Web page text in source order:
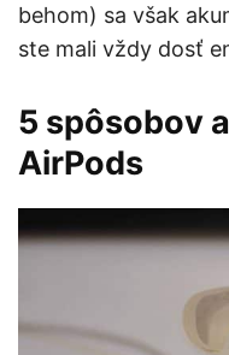
behom) sa však
ste mali vždy dosť
5 spôsobov
AirPods